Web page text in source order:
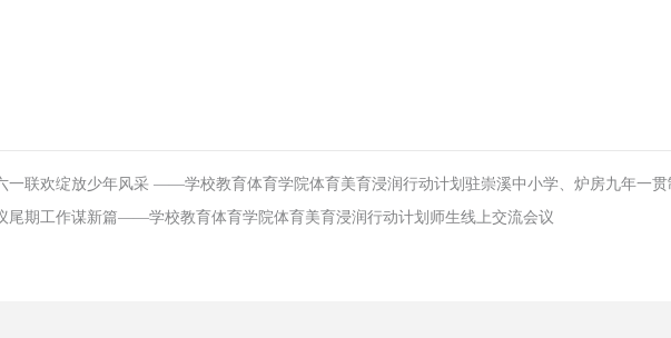
一联欢绽放少年风采 ——学校教育体育学院体育美育浸润行动计划驻崇溪中小学、炉房九年一贯
尾期工作谋新篇——学校教育体育学院体育美育浸润行动计划师生线上交流会议